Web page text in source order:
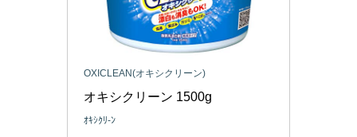
OXICLEAN(オキシクリーン)
オキシクリーン 1500g
ｵｷｼｸﾘ-ﾝ